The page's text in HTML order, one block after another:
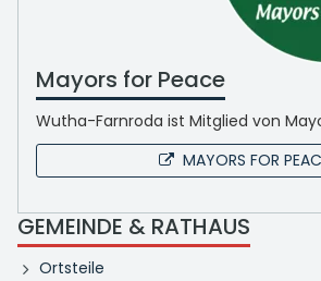
Mayors for Peace
Wutha-Farnroda ist Mitglied von
MAYORS FOR
GEMEINDE & RATHAUS
Ortsteile